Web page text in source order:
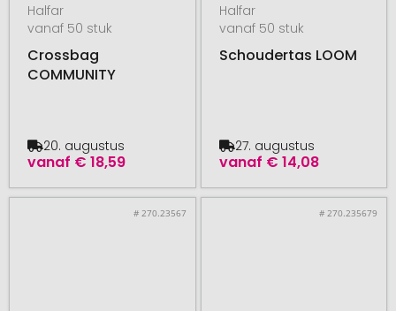
Halfar
vanaf 50 stuk
Crossbag
COMMUNITY
vanaf € 18,59
20. augustus
Halfar
vanaf 50 stuk
Schoudertas LOOM
vanaf € 14,08
27. augustus
# 270.23567 # 270.235679